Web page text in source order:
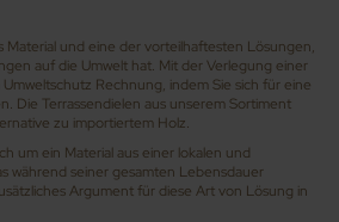
Material und eine der vorteilhaftesten Lösungen,
auf die Umwelt hat. Mit der Verlegung einer
Rechnung, indem Sie sich für eine
Die Terrassendielen aus unserem Sortiment
zu importiertem Holz.
um ein Material aus einer lokalen und
während seiner gesamten Lebensdauer
Argument für diese Art von Lösung in